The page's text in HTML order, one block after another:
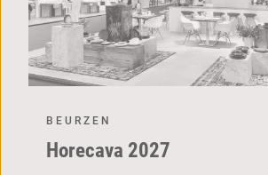
BEURZEN
Horecava 2027